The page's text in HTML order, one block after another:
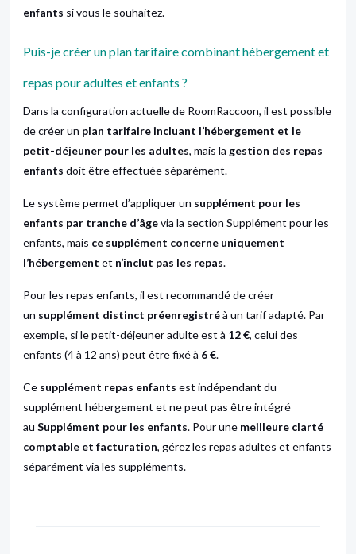
enfants si vous le souhaitez.
Puis-je créer un plan tarifaire combinant hébergement et
repas pour adultes et enfants ?
Dans la configuration actuelle de RoomRaccoon, il est possible
de créer un plan tarifaire incluant l’hébergement et le
petit-déjeuner pour les adultes, mais la gestion des repas
enfants doit être effectuée séparément.
Le système permet d’appliquer un supplément pour les
enfants par tranche d’âgevia la section Supplément pour les
enfants, mais ce supplément concerne uniquement
l’hébergement et n’inclut pas les repas.
Pour les repas enfants, il est recommandé de créer
un supplément distinct préenregistréà un tarif adapté. Par
exemple, si le petit-déjeuner adulte est à 12 €, celui des
enfants (4 à 12 ans) peut être fixé à 6 €.
Ce supplément repas enfants est indépendant du
supplément hébergement et ne peut pas être intégré
au Supplément pour les enfants. Pour une meilleure clarté
comptable et facturation, gérez les repas adultes et enfants
séparément via les suppléments.